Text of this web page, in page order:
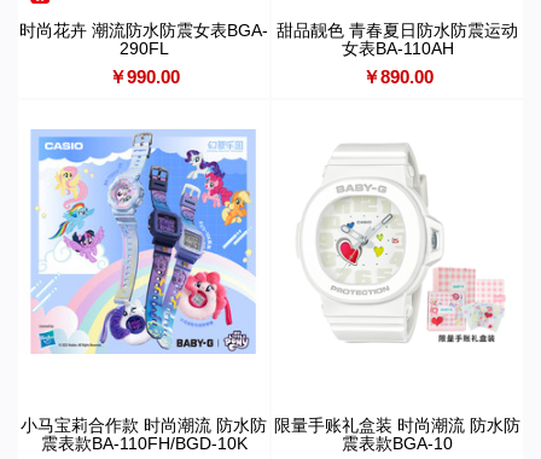
时尚花卉 潮流防水防震女表BGA-
290FL
￥990.00
甜品靓色 青春夏日防水防震运动
女表BA-110AH
￥890.00
小马宝莉合作款 时尚潮流 防水防
震表款BA-110FH/BGD-10K
限量手账礼盒装 时尚潮流 防水防
震表款BGA-10